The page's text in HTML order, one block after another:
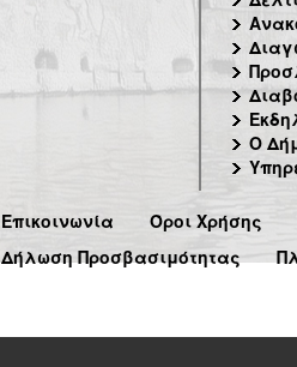
Ο
Επικοινωνία
Όροι Χρήσης
Δήλωση Προσβασιμότητας